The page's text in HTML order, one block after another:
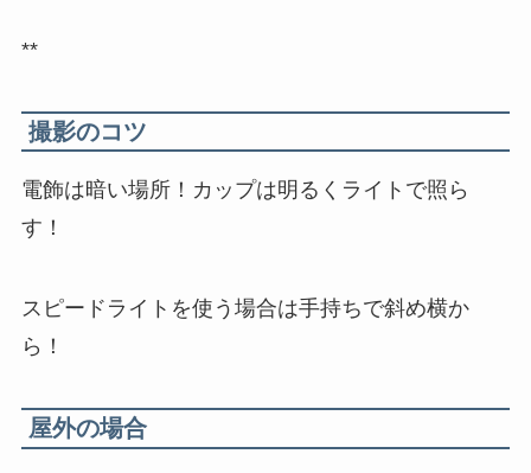
**
撮影のコツ
電飾は暗い場所！カップは明るくライトで照ら
す！
スピードライトを使う場合は手持ちで斜め横か
ら！
屋外の場合